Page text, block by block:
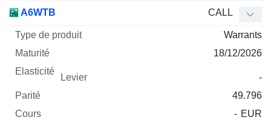
A6WTB CALL
Warrants
18/12/2026
-
49.796
- EUR